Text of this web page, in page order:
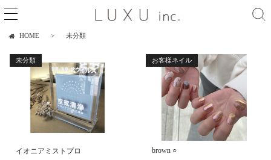
HOME 未分類
イオニアミストプロ
未分類
brown ○
お客様ネイル